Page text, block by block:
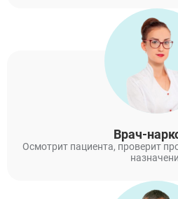
Врач-
Осмотрит пациента, проверит